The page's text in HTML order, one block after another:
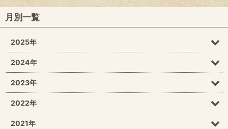
月別一覧
2025年
2024年
2023年
2022年
2021年